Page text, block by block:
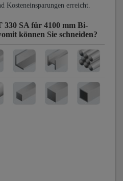
Kosteneinsparungen erreicht.
SA für 4100 mm Bi-
können Sie schneiden?